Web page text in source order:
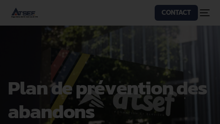
CONTACT
Plandepréventiondes
abandons